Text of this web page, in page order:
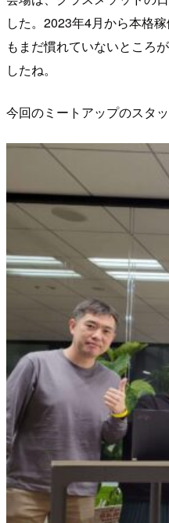
した。2023年4月から本格
もまだ慣れていないところ
したね。
今回のミートアップのスタッ